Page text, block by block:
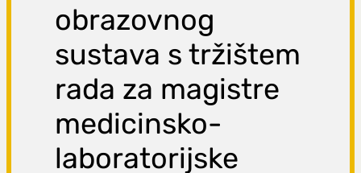
obrazovnog
sustava s tržištem
rada za magistre
medicinsko-
laboratorijske